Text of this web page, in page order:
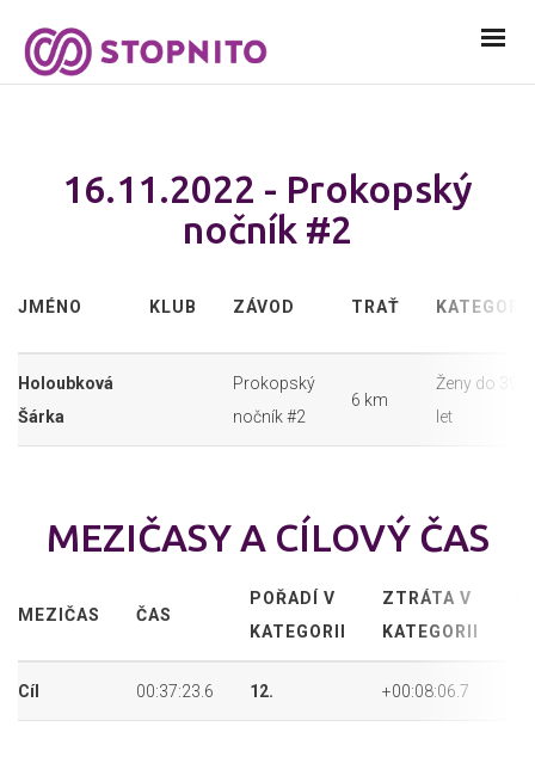
16.11.2022 - Prokopský
nočník #2
JMÉNO KLUB ZÁVOD TRAŤ
Holoubková
Šárka
Prokopský
nočník #2
6 km
Ženy do 39
let
MEZIČASY A CÍLOVÝ ČAS
MEZIČAS ČAS
POŘADÍ V
KATEGORII
ZTRÁTA V
KATEGORII
Cíl 00:37:23.6 12. +00:08:06.7